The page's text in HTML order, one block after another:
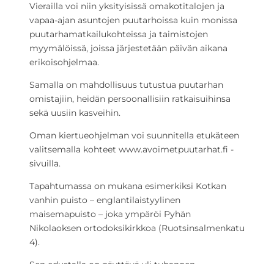
Vierailla voi niin yksityisissä omakotitalojen ja
vapaa-ajan asuntojen puutarhoissa kuin monissa
puutarhamatkailukohteissa ja taimistojen
myymälöissä, joissa järjestetään päivän aikana
erikoisohjelmaa.
Samalla on mahdollisuus tutustua puutarhan
omistajiin, heidän persoonallisiin ratkaisuihinsa
sekä uusiin kasveihin.
Oman kiertueohjelman voi suunnitella etukäteen
valitsemalla kohteet www.avoimetpuutarhat.fi -
sivuilla.
Tapahtumassa on mukana esimerkiksi Kotkan
vanhin puisto – englantilaistyylinen
maisemapuisto – joka ympäröi Pyhän
Nikolaoksen ortodoksikirkkoa (Ruotsinsalmenkatu
4).